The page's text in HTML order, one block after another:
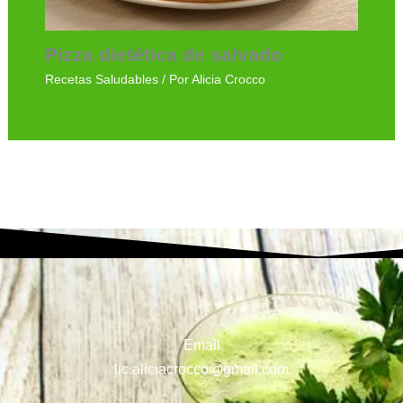
Pizza dietética de salvado
Recetas Saludables/ Por Alicia Crocco
Email
lic.aliciacrocco@gmail.com